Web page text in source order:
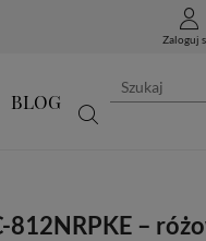
Zaloguj
BLOG
812NRPKE –